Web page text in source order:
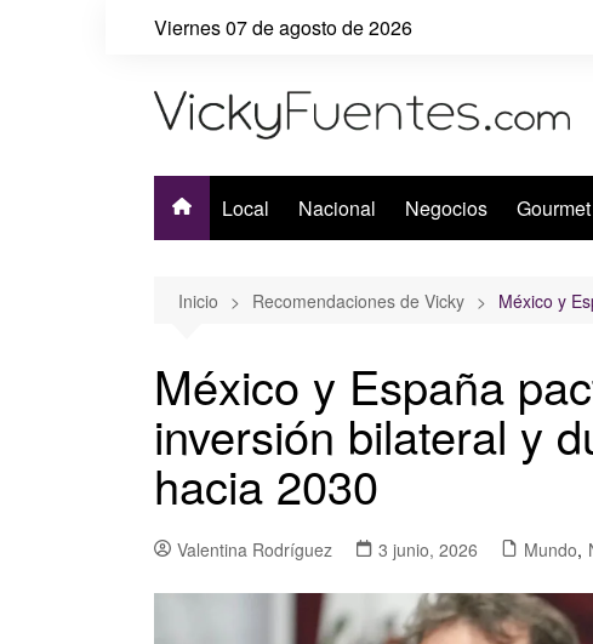
Viernes 07 de agosto de 2026
Local Nacional Negocios Gourmet
Inicio Recomendaciones de Vicky México y
México y España
inversión bilateral y
hacia 2030
Valentina Rodríguez 3 junio, 2026 Mundo,